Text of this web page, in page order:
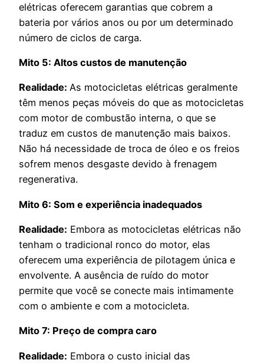
elétricas oferecem garantias que cobrem a
bateria por vários anos ou por um determinado
número de ciclos de carga.
Mito 5: Altos custos de manutenção
Realidade: As motocicletas elétricas geralmente
têm menos peças móveis do que as motocicletas
com motor de combustão interna, o que se
traduz em custos de manutenção mais baixos.
Não há necessidade de troca de óleo e os freios
sofrem menos desgaste devido à frenagem
regenerativa.
Mito 6: Som e experiência inadequados
Realidade: Embora as motocicletas elétricas não
tenham o tradicional ronco do motor, elas
oferecem uma experiência de pilotagem única e
envolvente. A ausência de ruído do motor
permite que você se conecte mais intimamente
com o ambiente e com a motocicleta.
Mito 7: Preço de compra caro
Realidade: Embora o custo inicial das